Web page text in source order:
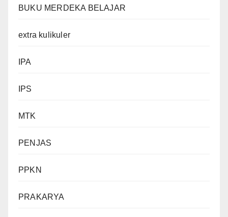
BUKU MERDEKA BELAJAR
extra kulikuler
IPA
IPS
MTK
PENJAS
PPKN
PRAKARYA